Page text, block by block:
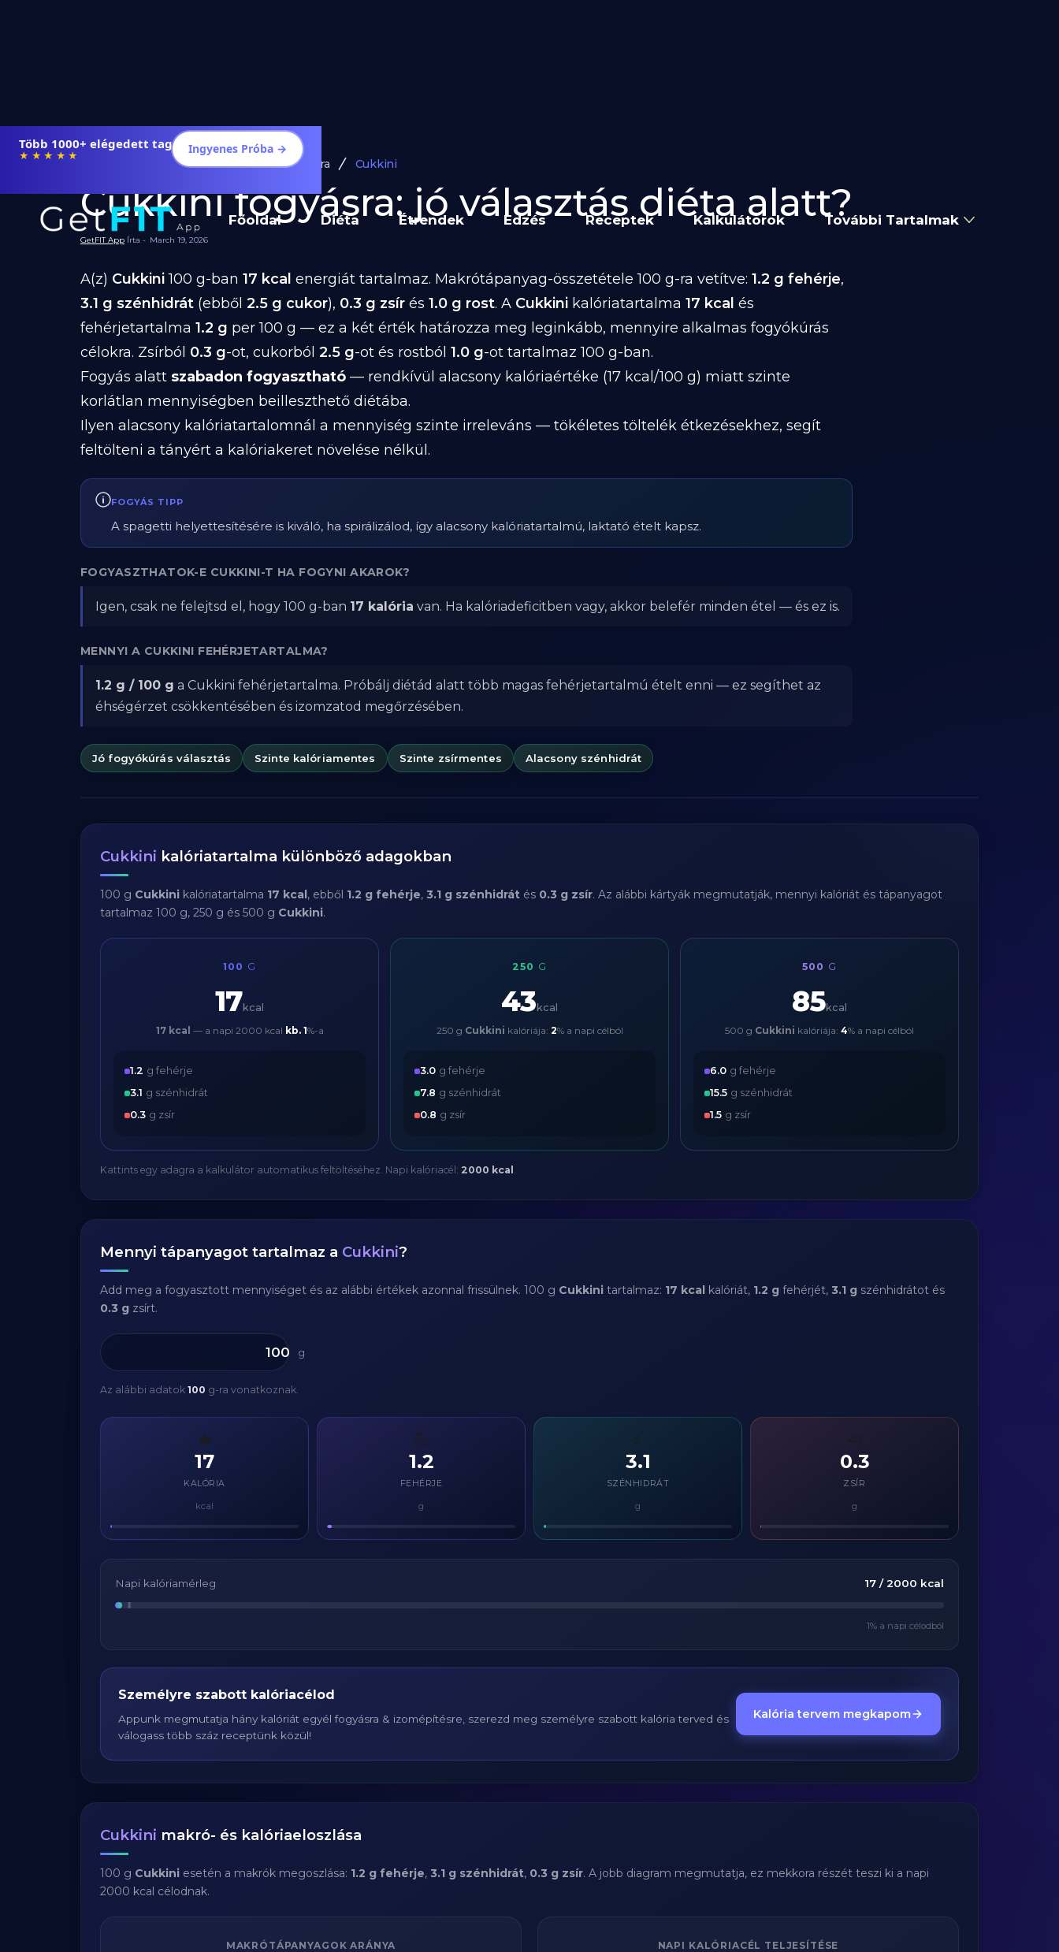
Több 1000+ elégedett tag
★★★★★ Ingyenes Próba →
Főoldal Diéta Étrendek Edzés Receptek Kalkulátorok További Tartalmak
Diéta és Étrend Ételek Fogyásra Cukkini
Cukkini fogyásra: jó választás diéta alatt?
GetFIT App Írta - March 19, 2026
A(z) Cukkini100 g-ban 17 kcal energiát tartalmaz. Makrótápanyag-összetétele 100 g-ra vetítve: 1.2 g fehérje,
3.1 g szénhidrát (ebből 2.5 g cukor), 0.3 g zsír és 1.0 g rost. A Cukkini kalóriatartalma 17 kcal és
fehérjetartalma 1.2 g per 100 g — ez a két érték határozza meg leginkább, mennyire alkalmas fogyókúrás
célokra. Zsírból 0.3 g-ot, cukorból 2.5 g-ot és rostból 1.0 g-ot tartalmaz 100 g-ban.
Fogyás alatt szabadon fogyasztható — rendkívül alacsony kalóriaértéke (17 kcal/100 g) miatt szinte
korlátlan mennyiségben beilleszthető diétába.
Ilyen alacsony kalóriatartalomnál a mennyiség szinte irreleváns — tökéletes töltelék étkezésekhez, segít
feltölteni a tányért a kalóriakeret növelése nélkül.
FOGYÁS TIPP
A spagetti helyettesítésére is kiváló, ha spirálizálod, így alacsony kalóriatartalmú, laktató ételt kapsz.
FOGYASZTHATOK-E CUKKINI-T HA FOGYNI AKAROK?
Igen, csak ne felejtsd el, hogy 100 g-ban 17 kalória van. Ha kalóriadeficitben vagy, akkor belefér minden étel — és ez is.
MENNYI A CUKKINI FEHÉRJETARTALMA?
1.2 g / 100 g a Cukkini fehérjetartalma. Próbálj diétád alatt több magas fehérjetartalmú ételt enni — ez segíthet az
éhségérzet csökkentésében és izomzatod megőrzésében.
Jó fogyókúrás választás Szinte kalóriamentes Szinte zsírmentes Alacsony szénhidrát
Cukkini kalóriatartalma különböző adagokban
100 g Cukkini kalóriatartalma 17 kcal, ebből 1.2 g fehérje, 3.1 g szénhidrát és 0.3 g zsír. Az alábbi kártyák megmutatják, mennyi kalóriát és tápanyagot
tartalmaz 100 g, 250 g és 500 g Cukkini.
100 G
17kcal
17 kcal — a napi 2000 kcal kb. 1%-a
1.2 g fehérje
3.1 g szénhidrát
0.3 g zsír
250 G
43 kcal
250 g Cukkini kalóriája: 2% a napi célból
3.0 g fehérje
7.8 g szénhidrát
0.8 g zsír
500 G
85kcal
500 g Cukkini kalóriája: 4% a napi célból
6.0 g fehérje
15.5 g szénhidrát
1.5 g zsír
Kattints egy adagra a kalkulátor automatikus feltöltéséhez. Napi kalóriacél: 2000 kcal .
Mennyi tápanyagot tartalmaz a Cukkini?
Add meg a fogyasztott mennyiséget és az alábbi értékek azonnal frissülnek. 100 g Cukkini tartalmaz: 17 kcal kalóriát, 1.2 g fehérjét, 3.1 g szénhidrátot és
0.3 g zsírt.
g
Az alábbi adatok 100 g-ra vonatkoznak.
🔥
17
KALÓRIA
kcal
💪
1.2
FEHÉRJE
g
⚡
3.1
SZÉNHIDRÁT
g
0.3
ZSÍR
g
Napi kalóriamérleg 17 / 2000 kcal
1% a napi célodból
Személyre szabott kalóriacélod
Appunk megmutatja hány kalóriát egyél fogyásra & izomépítésre, szerezd meg személyre szabott kalória terved és
válogass több száz receptünk közül!
Kalória tervem megkapom
Cukkini makró- és kalóriaeloszlása
100 g Cukkini esetén a makrók megoszlása: 1.2 g fehérje, 3.1 g szénhidrát, 0.3 g zsír. A jobb diagram megmutatja, ez mekkora részét teszi ki a napi
2000 kcal célodnak.
MAKRÓTÁPANYAGOK ARÁNYA NAPI KALÓRIACÉL TELJESÍTÉSE